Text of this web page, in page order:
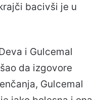
bacivši je u
i Gulcemal
da izgovore
Gulcemal